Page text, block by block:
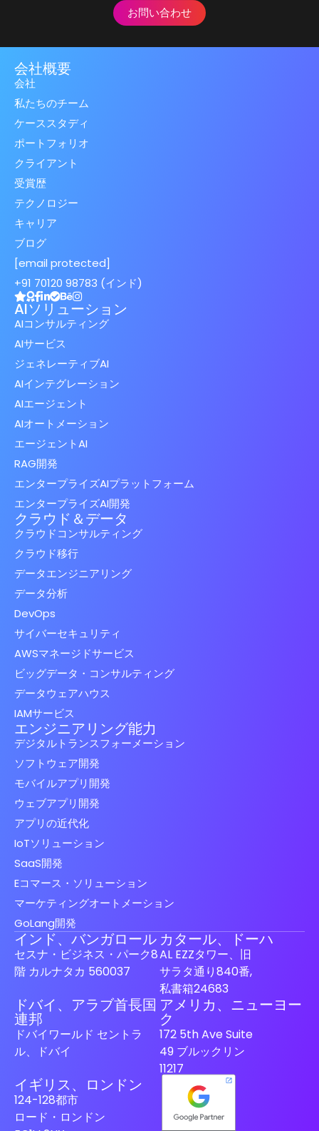
お問い合わせ
会社概要
会社
私たちのチーム
ケーススタディ
ポートフォリオ
クライアント
受賞歴
テクノロジー
キャリア
ブログ
[email protected]
+91 70120 98783 (インド)
AIソリューション
AIコンサルティング
AIサービス
ジェネレーティブAI
AIインテグレーション
AIエージェント
AIオートメーション
エージェントAI
RAG開発
エンタープライズAIプラットフォーム
エンタープライズAI開発
クラウド＆データ
クラウドコンサルティング
クラウド移行
データエンジニアリング
データ分析
DevOps
サイバーセキュリティ
AWSマネージドサービス
ビッグデータ・コンサルティング
データウェアハウス
IAMサービス
エンジニアリング能力
デジタルトランスフォーメーション
ソフトウェア開発
モバイルアプリ開発
ウェブアプリ開発
アプリの近代化
IoTソリューション
SaaS開発
Eコマース・ソリューション
マーケティングオートメーション
GoLang開発
インド、バンガロール
セスナ・ビジネス・パーク8
階 カルナタカ 560037
カタール、ドーハ
AL EZZタワー、旧
サラタ通り840番,
私書箱24683
ドバイ、アラブ首長国
連邦
ドバイワールド セントラ
ル、ドバイ
アメリカ、ニューヨー
ク
172 5th Ave Suite
49 ブルックリン
11217
イギリス、ロンドン
124-128都市
ロード・ロンドン
German
Dutch
Finnish
Spanish (Spain)